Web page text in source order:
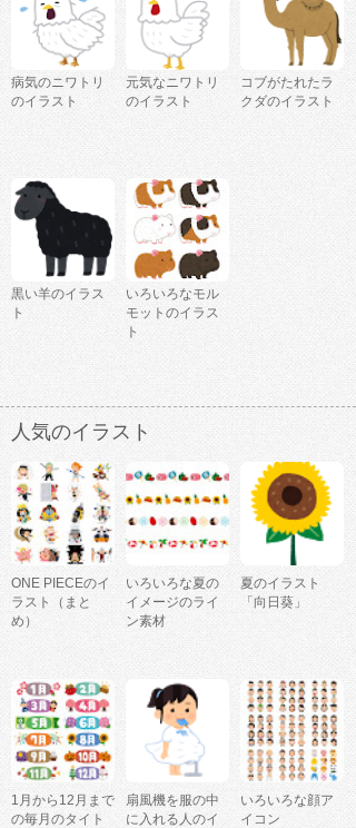
病気のニワトリ
のイラスト
元気なニワトリ
のイラスト
コブがたれたラ
クダのイラスト
黒い羊のイラス
ト
いろいろなモル
モットのイラス
ト
人気のイラスト
ONE PIECEのイ
ラスト（まと
め）
いろいろな夏の
イメージのライ
ン素材
夏のイラスト
「向日葵」
1月から12月まで
の毎月のタイト
扇風機を服の中
に入れる人のイ
いろいろな顔ア
イコン